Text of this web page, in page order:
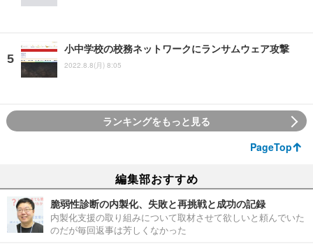
小中学校の校務ネットワークにランサムウェア攻撃
2022.8.8(月) 8:05
ランキングをもっと見る
PageTop
編集部おすすめ
脆弱性診断の内製化、失敗と再挑戦と成功の記録
内製化支援の取り組みについて取材させて欲しいと頼んでいた
のだが毎回返事は芳しくなかった